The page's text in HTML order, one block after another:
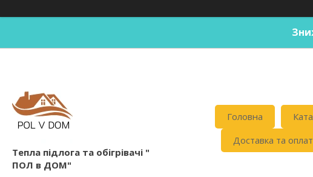
Тепла підлога та обігрівачі "
ПОЛ в ДОМ"
Головна
Доставка та